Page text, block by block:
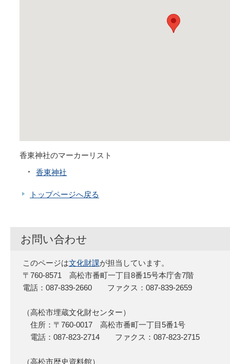
香東神社のマーカーリスト
香東神社
トップページへ戻る
お問い合わせ
このページは文化財課が担当しています。
〒760-8571 高松市番町一丁目8番15号本庁舎7階
電話：087-839-2660 ファクス：087-839-2659
（高松市埋蔵文化財センター）
住所：〒760-0017 高松市番町一丁目5番1号
電話：087-823-2714 ファクス：087-823-2715
（高松市歴史資料館）